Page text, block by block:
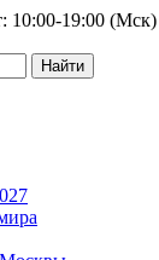
10:00-19:00 (Мск)
Найти